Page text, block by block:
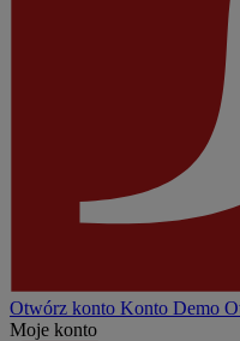
Otwórz konto Konto Demo
Moje konto